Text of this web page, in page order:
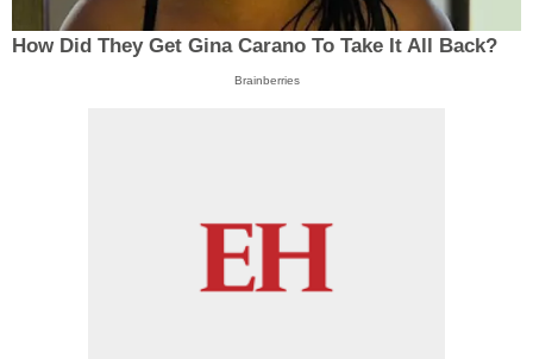
How Did They Get Gina Carano To Take It All Back?
Brainberries